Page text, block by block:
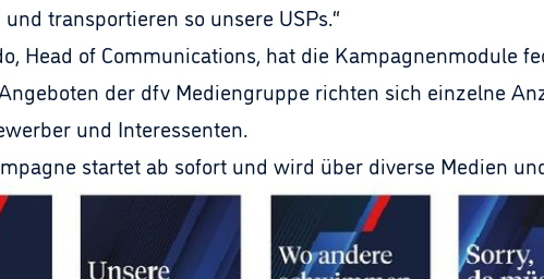
transportieren so unsere USPs.“
Head of Communications, hat die Kampagnenmodule
der dfv Mediengruppe richten sich einzelne
und Interessenten.
startet ab sofort und wird über diverse Medien